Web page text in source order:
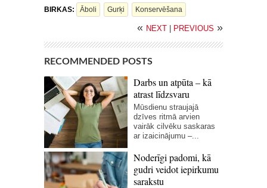
BIRKAS: Āboli Gurķi Konservēšana
« NEXT PREVIOUS »
RECOMMENDED POSTS
Darbs un atpūta – kā
atrast līdzsvaru
Mūsdienu straujajā
dzīves ritmā arvien
vairāk cilvēku saskaras
ar izaicinājumu –...
Noderīgi padomi, kā
gudri veidot iepirkumu
sarakstu